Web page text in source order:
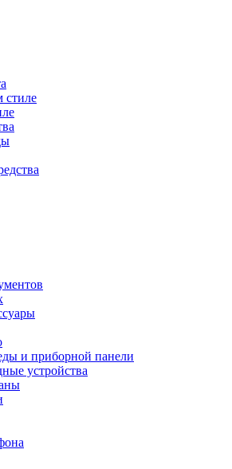
стиле
и приборной панели
устройства